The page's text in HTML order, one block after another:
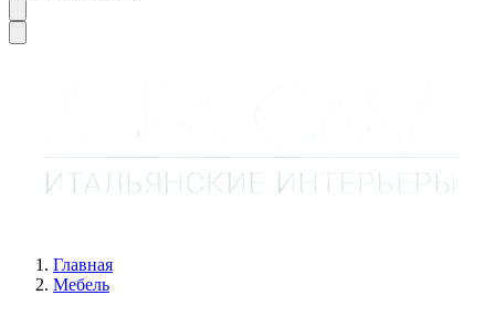
Главная
Мебель